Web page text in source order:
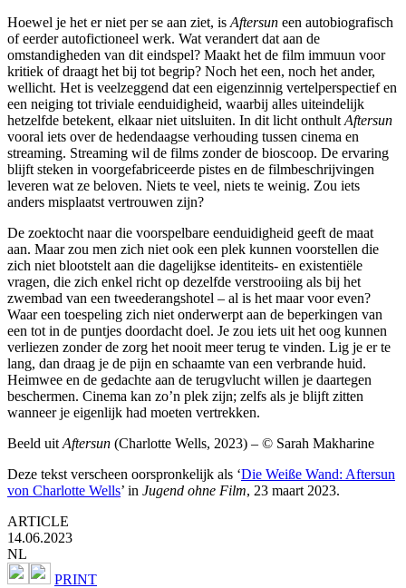
Hoewel je het er niet per se aan ziet, is Aftersun een autobiografisch
of eerder autofictioneel werk. Wat verandert dat aan de
omstandigheden van dit eindspel? Maakt het de film immuun voor
kritiek of draagt het bij tot begrip? Noch het een, noch het ander,
wellicht. Het is veelzeggend dat een eigenzinnig vertelperspectief en
een neiging tot triviale eenduidigheid, waarbij alles uiteindelijk
hetzelfde betekent, elkaar niet uitsluiten. In dit licht onthult Aftersun
vooral iets over de hedendaagse verhouding tussen cinema en
streaming. Streaming wil de films zonder de bioscoop. De ervaring
blijft steken in voorgefabriceerde pistes en de filmbeschrijvingen
leveren wat ze beloven. Niets te veel, niets te weinig. Zou iets
anders misplaatst vertrouwen zijn?
De zoektocht naar die voorspelbare eenduidigheid geeft de maat
aan. Maar zou men zich niet ook een plek kunnen voorstellen die
zich niet blootstelt aan die dagelijkse identiteits- en existentiële
vragen, die zich enkel richt op dezelfde verstrooiing als bij het
zwembad van een tweederangshotel – al is het maar voor even?
Waar een toespeling zich niet onderwerpt aan de beperkingen van
een tot in de puntjes doordacht doel. Je zou iets uit het oog kunnen
verliezen zonder de zorg het nooit meer terug te vinden. Lig je er te
lang, dan draag je de pijn en schaamte van een verbrande huid.
Heimwee en de gedachte aan de terugvlucht willen je daartegen
beschermen. Cinema kan zo’n plek zijn; zelfs als je blijft zitten
wanneer je eigenlijk had moeten vertrekken.
Beeld uit Aftersun (Charlotte Wells, 2023) – © Sarah Makharine
Deze tekst verscheen oorspronkelijk als ‘Die Weiße Wand: Aftersun
von Charlotte Wells’ in Jugend ohne Film, 23 maart 2023.
ARTICLE
14.06.2023
NL
PRINT